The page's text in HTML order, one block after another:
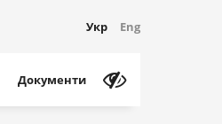
Укр Eng
Документи